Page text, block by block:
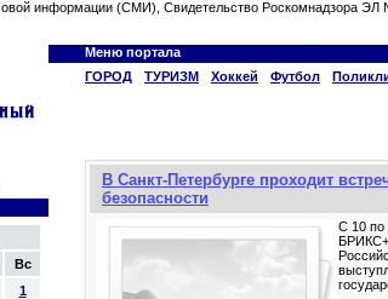
информации (СМИ), Свидетельство Роскомнадзора
Меню портала
ГОРОД
ТУРИЗМ Хоккей Футбол
Вс
1
В Санкт-Петербурге проходит
безопасности
С 10 по